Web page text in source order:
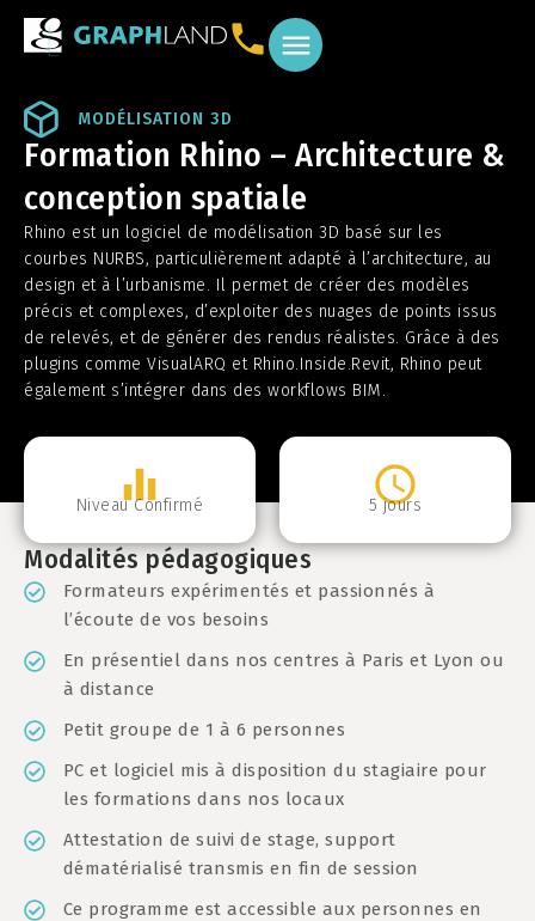
MODÉLISATION 3D
Formation Rhino – Architecture &
conception spatiale
Rhino est un logiciel de modélisation 3D basé sur les
courbes NURBS, particulièrement adapté à l’architecture, au
design et à l’urbanisme. Il permet de créer des modèles
précis et complexes, d’exploiter des nuages de points issus
de relevés, et de générer des rendus réalistes. Grâce à des
plugins comme VisualARQ et Rhino.Inside.Revit, Rhino peut
également s’intégrer dans des workflows BIM.
NiveauConfirmé 5 jours
Modalités pédagogiques
Formateurs expérimentés et passionnés à
l’écoute de vos besoins
En présentiel dans nos centres à Paris et Lyon ou
à distance
Petit groupe de 1 à 6 personnes
PC et logiciel mis à disposition du stagiaire pour
les formations dans nos locaux
Attestation de suivi de stage, support
dématérialisé transmis en fin de session
Ce programme est accessible aux personnes en